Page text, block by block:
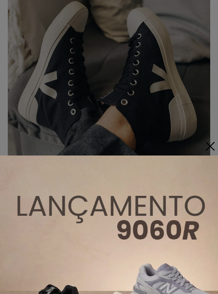
Veja Recife
Veja
é perfeito para quem está em
busca de um tênis rápido e prático para usar no dia a
dia, pois ao invés do cadarço ele conta com três tiras
que repelem a água de chuvas leves, mas sem